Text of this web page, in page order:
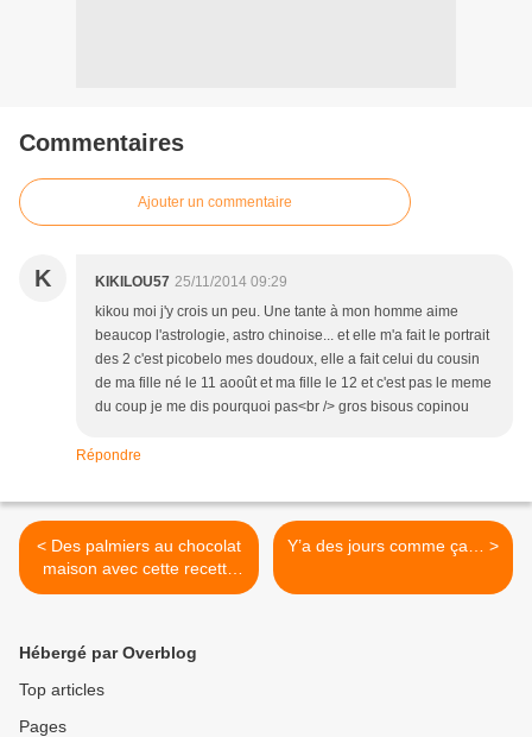
Commentaires
Ajouter un commentaire
K KIKILOU57 25/11/2014 09:29
kikou moi j'y crois un peu. Une tante à mon homme aime
beaucop l'astrologie, astro chinoise... et elle m'a fait le portrait
des 2 c'est picobelo mes doudoux, elle a fait celui du cousin
de ma fille né le 11 aooût et ma fille le 12 et c'est pas le meme
du coup je me dis pourquoi pas<br /> gros bisous copinou
Répondre
< Des palmiers au chocolat
maison avec cette recette
facile et rapide
Y’a des jours comme ça… >
Hébergé par Overblog
Top articles
Pages